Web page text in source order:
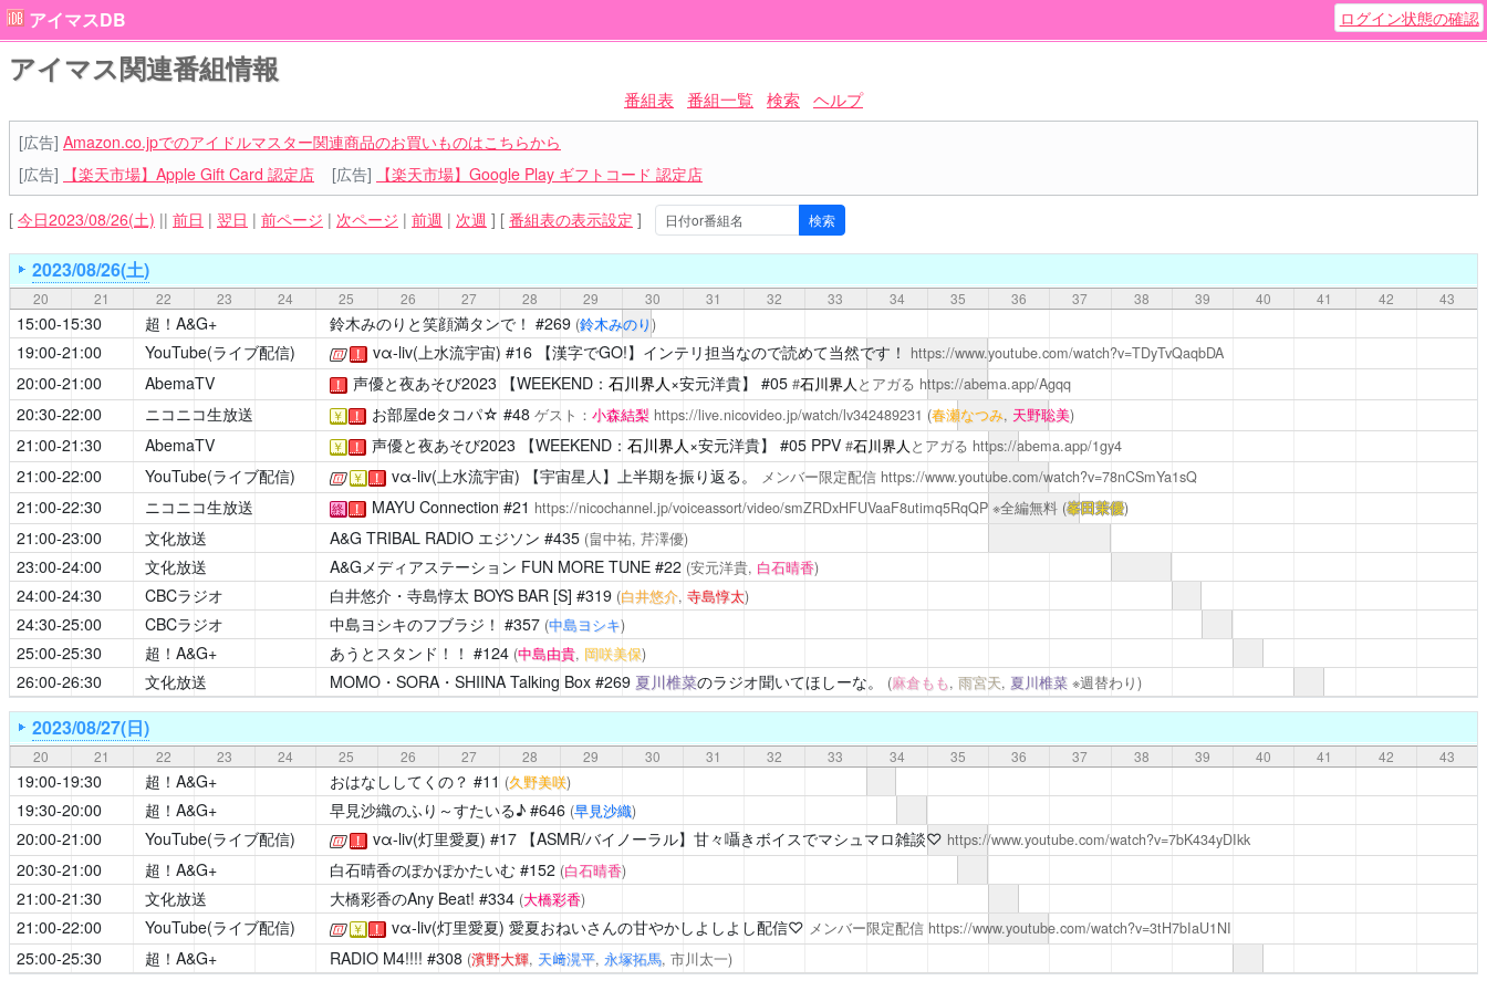
アイマスDB ログイン状態の確認
アイマス関連番組情報
番組表 番組一覧 検索 ヘルプ
[広告] Amazon.co.jpでのアイドルマスター関連商品のお買いものはこちらから
[広告]
【楽天市場】Apple Gift Card 認定店 [広告] 【楽天市場】Google Play ギフトコード 認定店
[ 今日2023/08/26(土) || 前日 | 翌日 | 前ページ | 次ページ | 前週 | 次週 ] [ 番組表の表示設定 ]
2023/08/26(土)
20 21 22 23 24 25 26 27 28 29 30 31 32 33 34 35 36 37 38 39 40 41 42 43
15:00-15:30 超！A&G+ 鈴木みのりと笑顔満タンで！ #269 (鈴木みのり)
19:00-21:00 YouTube(ライブ配信)
[公式] ！ vα-liv(上水流宇宙) #16 【漢字でGO!】インテリ担当なので読めて当然です！ https://www.youtube.com/watch?v=TDyTvQaqbDA
20:00-21:00 AbemaTV ！ 声優と夜あそび2023 【WEEKEND： 石川界人×安元洋貴】 #05 #石川界人 とアガる https://abema.app/Agqq
20:30-22:00 ニコニコ生放送 ￥ ！ お部屋deタコパ☆ #48 ゲスト： 小森結梨 https://live.nicovideo.jp/watch/lv342489231 (春瀬なつみ, 天野聡美)
21:00-21:30 AbemaTV ￥ ！ 声優と夜あそび2023 【WEEKEND： 石川界人×安元洋貴】 #05 PPV #石川界人 とアガる https://abema.app/1gy4
21:00-22:00 YouTube(ライブ配信)
[公式] ￥ ！ vα-liv(上水流宇宙) 【宇宙星人】上半期を振り返る。 メンバー限定配信 https://www.youtube.com/watch?v=78nCSmYa1sQ
21:00-22:30 ニコニコ生放送 終 ！ MAYU Connection #21 https://nicochannel.jp/voiceassort/video/smZRDxHFUVaaF8utimq5RqQP※全編無料 (峯田茉優)
21:00-23:00 文化放送 A&G TRIBAL RADIO エジソン #435 (畠中祐, 芹澤優)
23:00-24:00 文化放送 A&Gメディアステーション FUN MORE TUNE#22 (安元洋貴, 白石晴香)
24:00-24:30 CBCラジオ 白井悠介・寺島惇太 BOYS BAR [S] #319 (白井悠介, 寺島惇太)
24:30-25:00 CBCラジオ 中島ヨシキのフブラジ！ #357 (中島ヨシキ)
25:00-25:30 超！A&G+ あうとスタンド！！ #124 (中島由貴, 岡咲美保)
26:00-26:30 文化放送 MOMO・SORA・SHIINA Talking Box#269 夏川椎菜のラジオ聞いてほしーな。 (麻倉もも, 雨宮天, 夏川椎菜※週替わり)
2023/08/27(日)
20 21 22 23 24 25 26 27 28 29 30 31 32 33 34 35 36 37 38 39 40 41 42 43
19:00-19:30 超！A&G+ おはなししてくの？ #11 (久野美咲)
19:30-20:00 超！A&G+ 早見沙織のふり～すたいる♪#646 (早見沙織)
20:00-21:00 YouTube(ライブ配信)
[公式] ！ vα-liv(灯里愛夏) #17 【ASMR/バイノーラル】甘々囁きボイスでマシュマロ雑談♡ https://www.youtube.com/watch?v=7bK434yDIkk
20:30-21:00 超！A&G+ 白石晴香のぽかぽかたいむ#152 (白石晴香)
21:00-21:30 文化放送 大橋彩香のAny Beat! #334 (大橋彩香)
21:00-22:00 YouTube(ライブ配信)
[公式] ￥ ！ vα-liv(灯里愛夏) 愛夏おねいさんの甘やかしよしよし配信♡ メンバー限定配信 https://www.youtube.com/watch?v=3tH7bIaU1NI
25:00-25:30 超！A&G+ RADIO M4!!!! #308 (濱野大輝, 天﨑滉平, 永塚拓馬, 市川太一)